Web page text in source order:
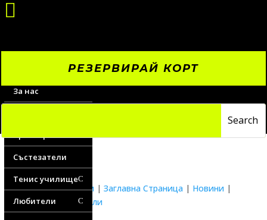

За нас
Треньори
Състезатели
Тенис училищеC
Любители C
РЕЗЕРВИРАЙ КОРТ
Водещи новини | Заглавна Страница | Новини |
Новини любители